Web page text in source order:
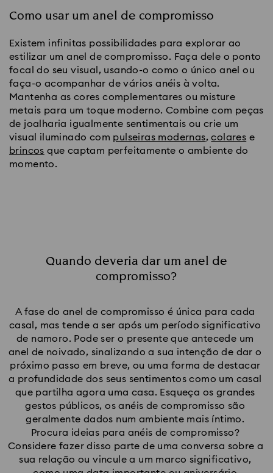
Como usar um anel de compromisso
Existem infinitas possibilidades para explorar ao
estilizar um anel de compromisso. Faça dele o ponto
focal do seu visual, usando-o como o único anel ou
faça-o acompanhar de vários anéis à volta.
Mantenha as cores complementares ou misture
metais para um toque moderno. Combine com peças
de joalharia igualmente sentimentais ou crie um
visual iluminado com pulseiras modernas, colares
brincos que captam perfeitamente o ambiente do
momento.
Quando deveria dar um anel de
compromisso?
A fase do anel de compromisso é única para cada
casal, mas tende a ser após um período significativo
de namoro. Pode ser o presente que antecede um
anel de noivado, sinalizando a sua intenção de dar o
próximo passo em breve, ou uma forma de destacar
a profundidade dos seus sentimentos como um casal
que partilha agora uma casa. Esqueça os grandes
gestos públicos, os anéis de compromisso são
geralmente dados num ambiente mais íntimo.
Procura ideias para anéis de compromisso?
Considere fazer disso parte de uma conversa sobre a
sua relação ou vincule a um marco significativo,